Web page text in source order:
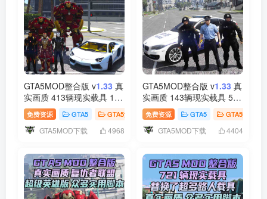
GTA5MOD整合版 v1.33 真
实画质 413辆现实载具 122
位精品人物 复仇者联盟 超
级英雄版 众多实用脚本 [赠
送：修改器 运行库 无限金
免费资源 GTA5 GTA5游戏
GTA5MOD下载 4968
GTA5MOD整合版 v1.33 真
实画质 143辆现实载具 55
位精品人物 中国风 中文广
告牌 国产汽车 人物皮肤
[赠送：修改器 运行库 无限
免费资源 GTA5 GTA5游戏
GTA5MOD下载 4404